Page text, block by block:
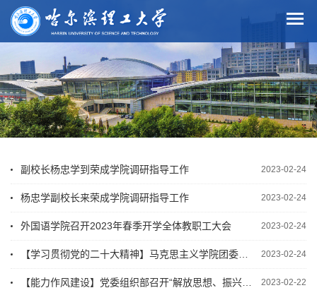
2023-02-24
副校长杨忠学到荣成学院调研指导工作
2023-02-24
杨忠学副校长来荣成学院调研指导工作
2023-02-24
外国语学院召开2023年春季开学全体教职工大会
2023-02-24
2023-02-22